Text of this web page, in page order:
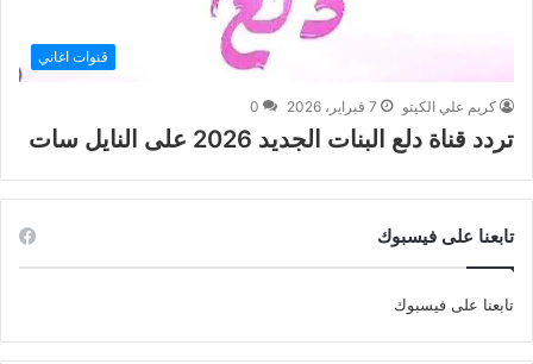
قنوات اغاني
كريم علي الكيتو 7 فبراير، 2026 0
تردد قناة دلع البنات الجديد 2026 على النايل سات
تابعنا على فيسبوك
تابعنا على فيسبوك